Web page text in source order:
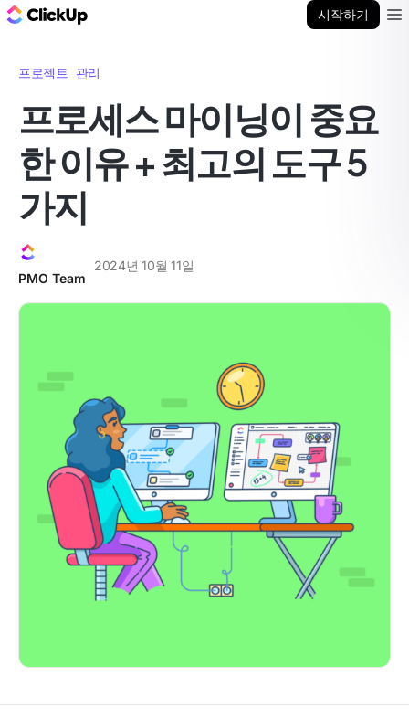
시작하기
프로젝트 관리
프로세스 마이닝이 중요
한 이유 + 최고의 도구 5
가지
PMO Team
2024년 10월 11일